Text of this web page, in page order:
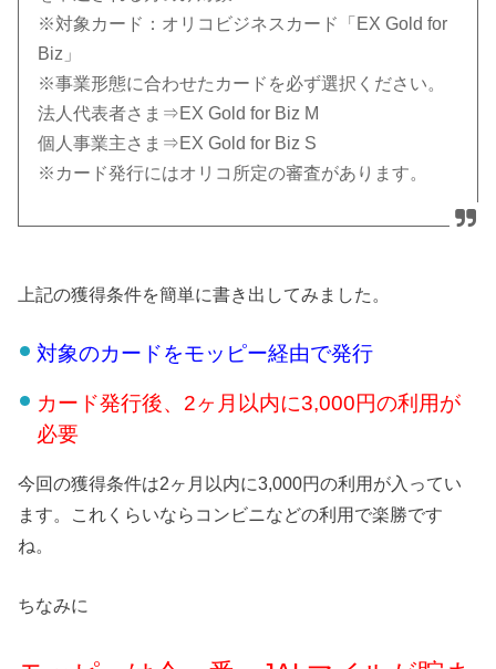
※対象カード：オリコビジネスカード「EX Gold for
Biz」
※事業形態に合わせたカードを必ず選択ください。
法人代表者さま⇒EX Gold for Biz M
個人事業主さま⇒EX Gold for Biz S
※カード発行にはオリコ所定の審査があります。
上記の獲得条件を簡単に書き出してみました。
対象のカードをモッピー経由で発行
カード発行後、2ヶ月以内に3,000円の利用が
必要
今回の獲得条件は2ヶ月以内に3,000円の利用が入ってい
ます。これくらいならコンビニなどの利用で楽勝です
ね。
ちなみに